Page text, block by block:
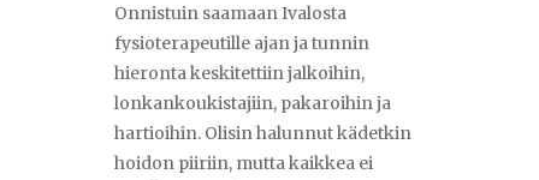
Onnistuin saamaan Ivalosta
fysioterapeutille ajan ja tunnin
hieronta keskitettiin jalkoihin,
lonkankoukistajiin, pakaroihin ja
hartioihin. Olisin halunnut kädetkin
hoidon piiriin, mutta kaikkea ei